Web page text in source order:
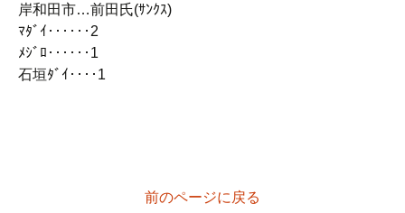
岸和田市…前田氏(ｻﾝｸｽ)
ﾏﾀﾞｲ‥‥‥2
ﾒｼﾞﾛ‥‥‥1
石垣ﾀﾞｲ‥‥1
前のページに戻る